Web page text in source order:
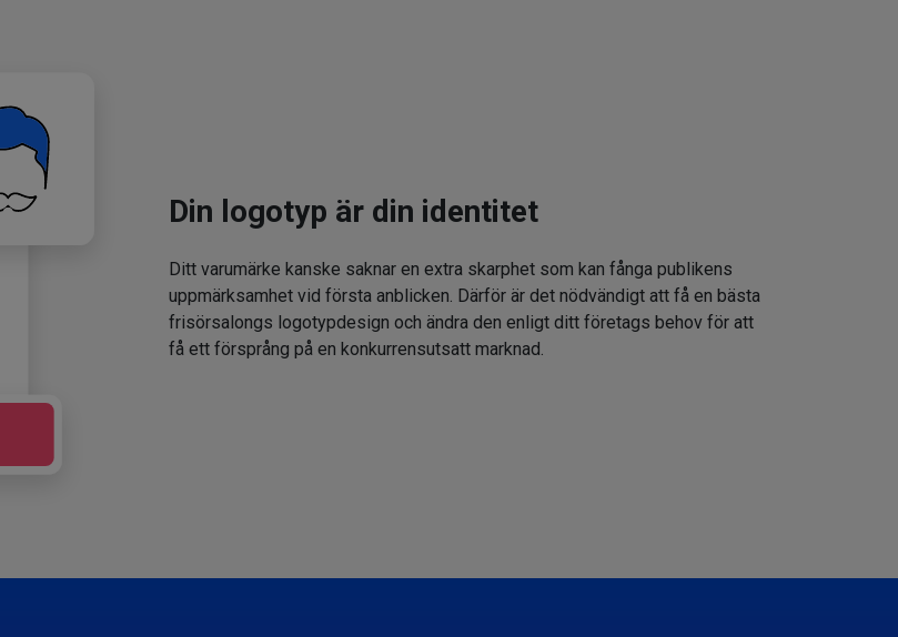
Din logotyp är din identitet
Ditt varumärke kanske saknar en extra skarphet som kan fånga publikens
uppmärksamhet vid första anblicken. Därför är det nödvändigt att få en bästa
frisörsalongs logotypdesign och ändra den enligt ditt företags behov för att
få ett försprång på en konkurrensutsatt marknad.